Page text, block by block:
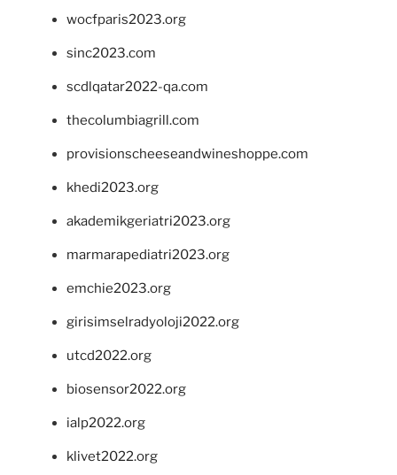
wocfparis2023.org
sinc2023.com
scdlqatar2022-qa.com
thecolumbiagrill.com
provisionscheeseandwineshoppe.com
khedi2023.org
akademikgeriatri2023.org
marmarapediatri2023.org
emchie2023.org
girisimselradyoloji2022.org
utcd2022.org
biosensor2022.org
ialp2022.org
klivet2022.org